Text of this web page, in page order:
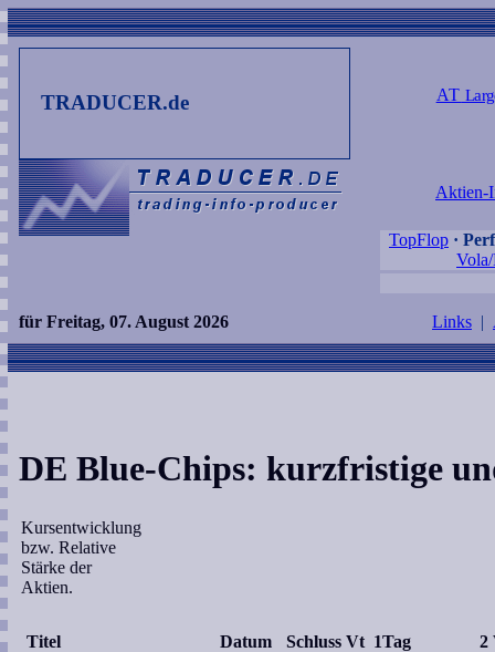
TRADUCER.de AT
Aktien-
TopFlop ·
für Freitag, 07. August 2026 Links |
DE Blue-Chips: kurzfristige
Kursentwicklung
bzw. Relative
Stärke der
Aktien.
Titel Datum Schluss Vt 1Tag 2